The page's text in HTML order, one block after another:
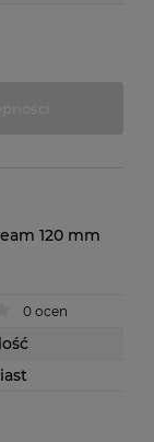
120 mm
0 ocen